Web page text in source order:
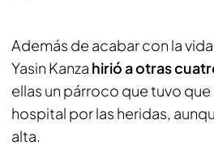
Además de acabar con la
Yasin Kanza hirió a otras
ellas un párroco que tuvo
hospital por las heridas,
alta.